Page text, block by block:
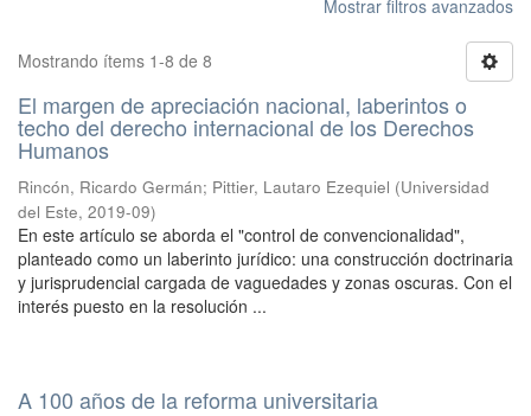
Mostrar filtros avanzados
Mostrando ítems 1-8 de 8
El margen de apreciación nacional, laberintos o
techo del derecho internacional de los Derechos
Humanos
Rincón, Ricardo Germán; Pittier, Lautaro Ezequiel (Universidad
del Este, 2019-09)
En este artículo se aborda el "control de convencionalidad",
planteado como un laberinto jurídico: una construcción doctrinaria
y jurisprudencial cargada de vaguedades y zonas oscuras. Con el
interés puesto en la resolución ...
A 100 años de la reforma universitaria